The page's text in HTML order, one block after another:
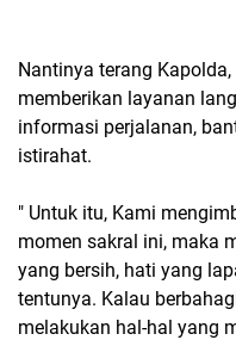
Nantinya terang
memberikan layanan
informasi perjalanan,
istirahat.
" Untuk itu, Kami
momen sakral ini, maka
yang bersih, hati yang
tentunya. Kalau
melakukan hal-hal yang